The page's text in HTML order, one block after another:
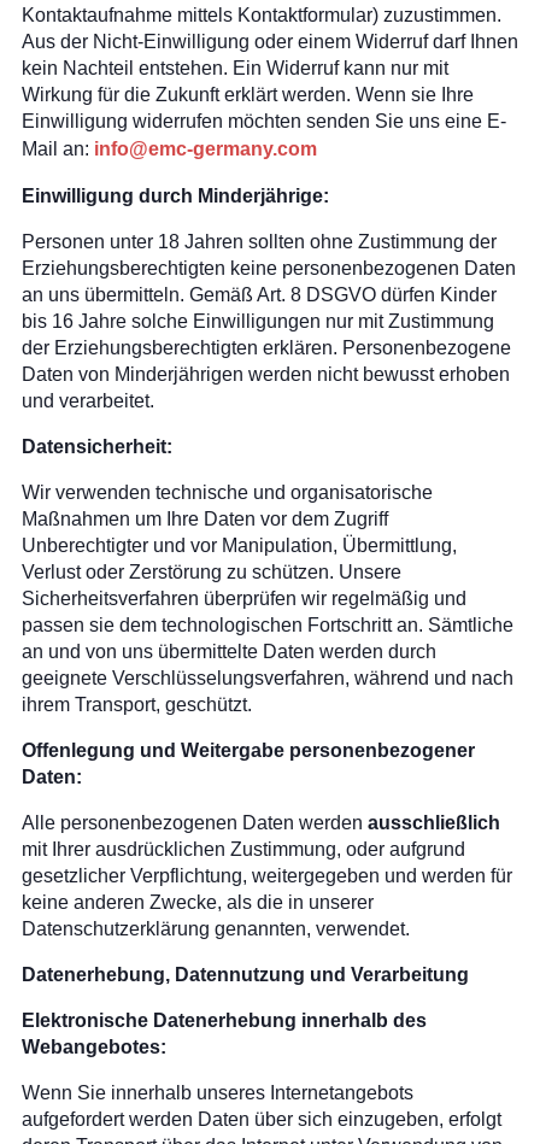
Kontaktaufnahme mittels Kontaktformular) zuzustimmen.
Aus der Nicht-Einwilligung oder einem Widerruf darf Ihnen
kein Nachteil entstehen. Ein Widerruf kann nur mit
Wirkung für die Zukunft erklärt werden. Wenn sie Ihre
Einwilligung widerrufen möchten senden Sie uns eine E-
Mail an: info@emc-germany.com
Einwilligung durch Minderjährige:
Personen unter 18 Jahren sollten ohne Zustimmung der
Erziehungsberechtigten keine personenbezogenen Daten
an uns übermitteln. Gemäß Art. 8 DSGVO dürfen Kinder
bis 16 Jahre solche Einwilligungen nur mit Zustimmung
der Erziehungsberechtigten erklären. Personenbezogene
Daten von Minderjährigen werden nicht bewusst erhoben
und verarbeitet.
Datensicherheit:
Wir verwenden technische und organisatorische
Maßnahmen um Ihre Daten vor dem Zugriff
Unberechtigter und vor Manipulation, Übermittlung,
Verlust oder Zerstörung zu schützen. Unsere
Sicherheitsverfahren überprüfen wir regelmäßig und
passen sie dem technologischen Fortschritt an. Sämtliche
an und von uns übermittelte Daten werden durch
geeignete Verschlüsselungsverfahren, während und nach
ihrem Transport, geschützt.
Offenlegung und Weitergabe personenbezogener
Daten:
Alle personenbezogenen Daten werden ausschließlich
mit Ihrer ausdrücklichen Zustimmung, oder aufgrund
gesetzlicher Verpflichtung, weitergegeben und werden für
keine anderen Zwecke, als die in unserer
Datenschutzerklärung genannten, verwendet.
Datenerhebung, Datennutzung und Verarbeitung
Elektronische Datenerhebung innerhalb des
Webangebotes:
Wenn Sie innerhalb unseres Internetangebots
aufgefordert werden Daten über sich einzugeben, erfolgt